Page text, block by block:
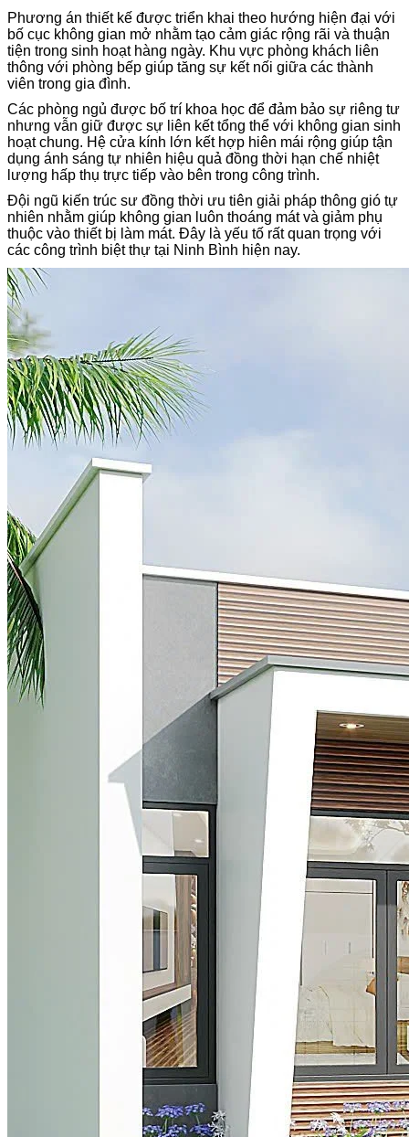
Phương án thiết kế được triển khai theo hướng hiện đại với
bố cục không gian mở nhằm tạo cảm giác rộng rãi và thuận
tiện trong sinh hoạt hàng ngày. Khu vực phòng khách liên
thông với phòng bếp giúp tăng sự kết nối giữa các thành
viên trong gia đình.
Các phòng ngủ được bố trí khoa học để đảm bảo sự riêng tư
nhưng vẫn giữ được sự liên kết tổng thể với không gian sinh
hoạt chung. Hệ cửa kính lớn kết hợp hiên mái rộng giúp tận
dụng ánh sáng tự nhiên hiệu quả đồng thời hạn chế nhiệt
lượng hấp thụ trực tiếp vào bên trong công trình.
Đội ngũ kiến trúc sư đồng thời ưu tiên giải pháp thông gió tự
nhiên nhằm giúp không gian luôn thoáng mát và giảm phụ
thuộc vào thiết bị làm mát. Đây là yếu tố rất quan trọng với
các công trình biệt thự tại Ninh Bình hiện nay.